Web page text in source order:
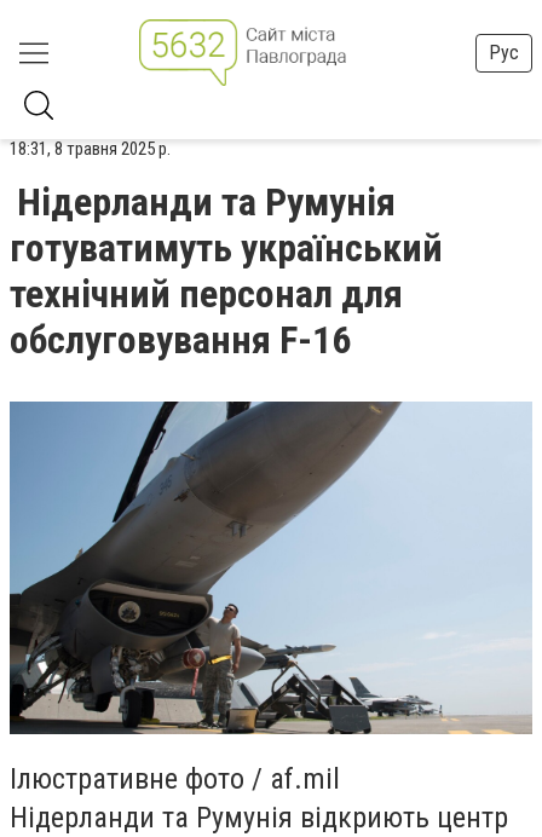
Рус
18:31, 8 травня 2025 р.
Нідерланди та Румунія
готуватимуть український
технічний персонал для
обслуговування F-16
Ілюстративне фото / af.mil
Нідерланди та Румунія відкриють центр